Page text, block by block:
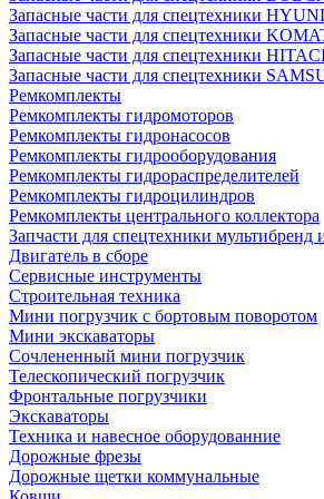
Запасные части для спецтехники
Запасные части для спецтехники
Запасные части для спецтехники
Запасные части для спецтехники
Ремкомплекты
Ремкомплекты гидромоторов
Ремкомплекты гидронасосов
Ремкомплекты гидрооборудования
Ремкомплекты гидрораспределителей
Ремкомплекты гидроцилиндров
Ремкомплекты центрального коллектора
Запчасти для спецтехники мультибренд
Двигатель в сборе
Сервисные инструменты
Строительная техника
Мини погрузчик с бортовым поворотом
Мини экскаваторы
Сочлененный мини погрузчик
Телескопический погрузчик
Фронтальные погрузчики
Экскаваторы
Техника и навесное оборудованние
Дорожные фрезы
Дорожные щетки коммунальные